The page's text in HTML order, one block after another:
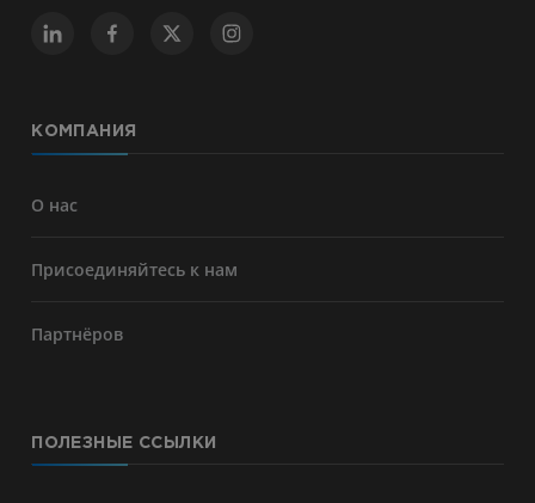
КОМПАНИЯ
О нас
Присоединяйтесь к нам
Партнёров
ПОЛЕЗНЫЕ ССЫЛКИ